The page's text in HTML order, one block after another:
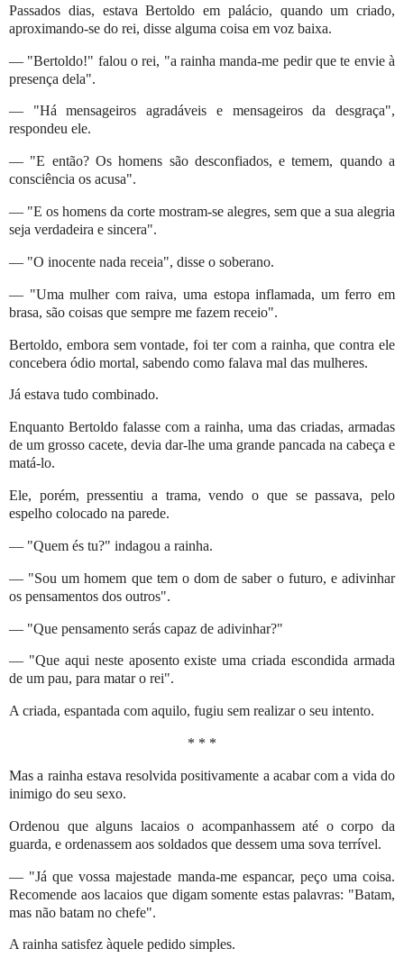
Passados dias, estava Bertoldo em palácio, quando um criado,
aproximando-se do rei, disse alguma coisa em voz baixa.
— "Bertoldo!" falou o rei, "a rainha manda-me pedir que te envie à
presença dela".
— "Há mensageiros agradáveis e mensageiros da desgraça",
respondeu ele.
— "E então? Os homens são desconfiados, e temem, quando a
consciência os acusa".
— "E os homens da corte mostram-se alegres, sem que a sua alegria
seja verdadeira e sincera".
— "O inocente nada receia", disse o soberano.
— "Uma mulher com raiva, uma estopa inflamada, um ferro em
brasa, são coisas que sempre me fazem receio".
Bertoldo, embora sem vontade, foi ter com a rainha, que contra ele
concebera ódio mortal, sabendo como falava mal das mulheres.
Já estava tudo combinado.
Enquanto Bertoldo falasse com a rainha, uma das criadas, armadas
de um grosso cacete, devia dar-lhe uma grande pancada na cabeça e
matá-lo.
Ele, porém, pressentiu a trama, vendo o que se passava, pelo
espelho colocado na parede.
— "Quem és tu?" indagou a rainha.
— "Sou um homem que tem o dom de saber o futuro, e adivinhar
os pensamentos dos outros".
— "Que pensamento serás capaz de adivinhar?"
— "Que aqui neste aposento existe uma criada escondida armada
de um pau, para matar o rei".
A criada, espantada com aquilo, fugiu sem realizar o seu intento.
* * *
Mas a rainha estava resolvida positivamente a acabar com a vida do
inimigo do seu sexo.
Ordenou que alguns lacaios o acompanhassem até o corpo da
guarda, e ordenassem aos soldados que dessem uma sova terrível.
— "Já que vossa majestade manda-me espancar, peço uma coisa.
Recomende aos lacaios que digam somente estas palavras: "Batam,
mas não batam no chefe".
A rainha satisfez àquele pedido simples.